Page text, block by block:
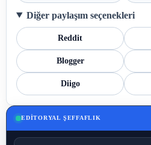
Diğer paylaşım seçenekleri
Reddit
Blogger
Diigo
EDITORYAL ŞEFFAFLIK